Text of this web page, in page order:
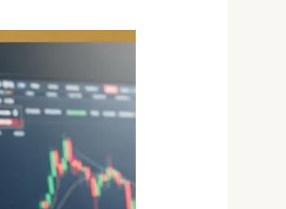
אסטרטגיית
יומי
על
Low
Float
לישראלים